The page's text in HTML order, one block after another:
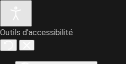
Outils d'accessibilité
Accéder au contenu principal